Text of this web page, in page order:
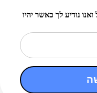
נודיע לך כאשר יהיו